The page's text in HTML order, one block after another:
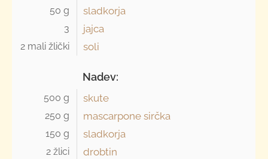
50 g sladkorja
3 jajca
2 mali žlički soli
Nadev:
500 g skute
250 g mascarpone sirčka
150 g sladkorja
2 žlici drobtin